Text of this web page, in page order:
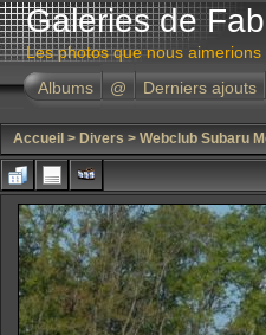
Galeries de
Les photos que nous
Albums
@ Derniers ajouts
Accueil > Divers > Webclub Subaru